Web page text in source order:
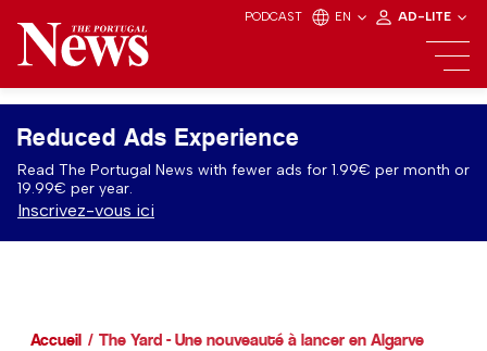
PODCAST EN AD-LITE
Reduced Ads Experience
Read The Portugal News with fewer ads for 1.99€ per month or
19.99€ per year.
Inscrivez-vous ici
Accueil The Yard - Une nouveauté à lancer en Algarve